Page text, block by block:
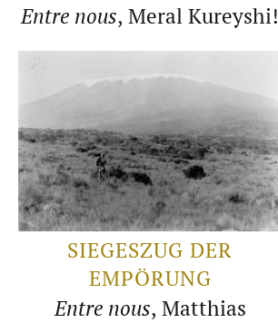
Entre nous, Meral Kureyshi!
SIEGESZUG DER
EMPÖRUNG
Entre nous, Matthias